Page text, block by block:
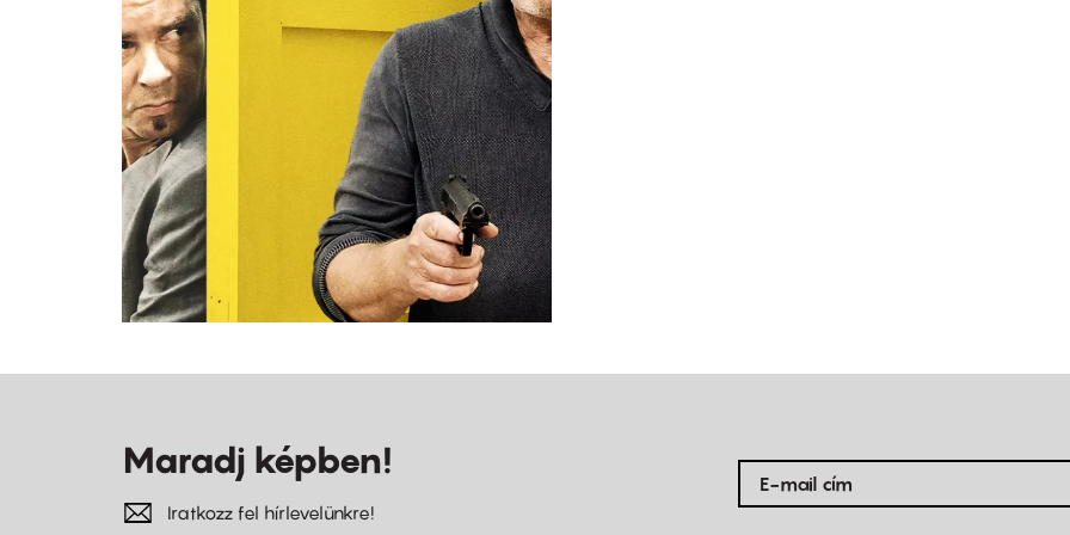
Maradj képben!
Iratkozz fel hírlevelünkre!